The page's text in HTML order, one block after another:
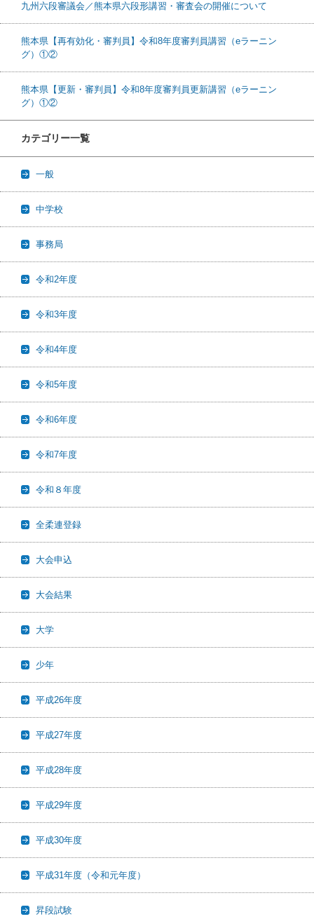
九州六段審議会／熊本県六段形講習・審査会の開催について
熊本県【再有効化・審判員】令和8年度審判員講習（eラーニン
グ）①②
熊本県【更新・審判員】令和8年度審判員更新講習（eラーニン
グ）①②
カテゴリー一覧
一般
中学校
事務局
令和2年度
令和3年度
令和4年度
令和5年度
令和6年度
令和7年度
令和８年度
全柔連登録
大会申込
大会結果
大学
少年
平成26年度
平成27年度
平成28年度
平成29年度
平成30年度
平成31年度（令和元年度）
昇段試験